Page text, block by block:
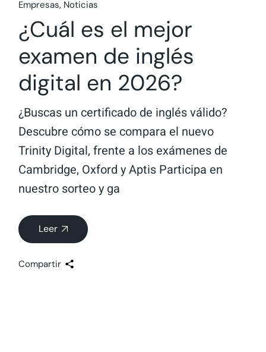
Empresas Noticias
¿Cuál es el mejor
examen de inglés
digital en 2026?
¿Buscas un certificado de inglés válido?
Descubre cómo se compara el nuevo
Trinity Digital, frente a los exámenes de
Cambridge, Oxford y Aptis Participa en
nuestro sorteo y ga
Leer
Compartir